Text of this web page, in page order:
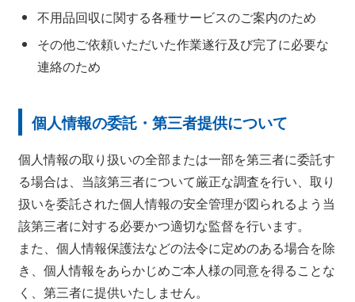
不用品回収に関する各種サービスのご案内のため
その他ご依頼いただいた作業遂行及び完了に必要な
連絡のため
個人情報の委託・第三者提供について
個人情報の取り扱いの全部または一部を第三者に委託す
る場合は、当該第三者について厳正な調査を行い、取り
扱いを委託された個人情報の安全管理が図られるよう当
該第三者に対する必要かつ適切な監督を行います。
また、個人情報保護法などの法令に定めのある場合を除
き、個人情報をあらかじめご本人様の同意を得ることな
く、第三者に提供いたしません。